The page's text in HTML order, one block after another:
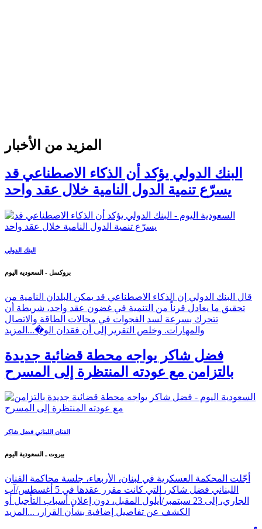
المزيد من الأخبار
البنك الدولي يؤكد أن الذكاء الاصطناعي قد
يسرّع تنمية الدول النامية خلال عقد واحد
البنك الدولي
بروكسل - السعوديه اليوم
قال البنك الدولي إن الذكاء الاصطناعي قد يمكن البلدان النامية من
تحقيق ما يعادل قرناً من التنمية في غضون عقد واحد، شريطة أن
تتحرك بسرعة لسد الفجوات في مجالات الطاقة والاتصال
والمهارات. وخلص التقرير إلى أن فقدان الو�... المزيد
فضل شاكر يواجه محطة قضائية جديدة
بالتزامن مع عودته المنتظرة إلى المسرح
الفنان اللبناني فضل شاكر
بيروت ـ السعودية اليوم
أجّلت المحكمة العسكرية في لبنان، الأربعاء، جلسة محاكمة الفنان
اللبناني فضل شاكر، التي كانت مقرر عقدها في 5 أغسطس/آب
الجاري، إلى 23 سبتمبر/أيلول المقبل، دون إعلان أسباب التأجيل أو
الكشف عن تفاصيل إضافية بشأن القرار، ... المزيد